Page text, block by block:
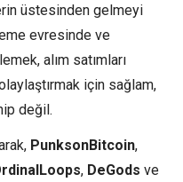
üstesinden gelmeyi
evresinde ve
alım satımları
için sağlam,
değil.
PunksonBitcoin,
, DeGods ve